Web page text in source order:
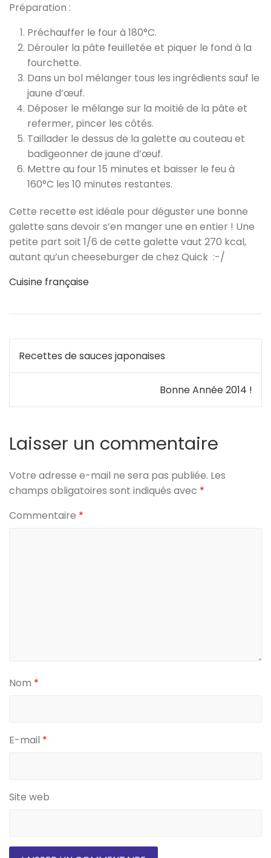
Préparation :
Préchauffer le four à 180°C.
Dérouler la pâte feuilletée et piquer le fond à la
fourchette.
Dans un bol mélanger tous les ingrédients sauf le
jaune d’œuf.
Déposer le mélange sur la moitié de la pâte et
refermer, pincer les côtés.
Taillader le dessus de la galette au couteau et
badigeonner de jaune d’œuf.
Mettre au four 15 minutes et baisser le feu à
160°C les 10 minutes restantes.
Cette recette est idéale pour déguster une bonne
galette sans devoir s’en manger une en entier ! Une
petite part soit 1/6 de cette galette vaut 270 kcal,
autant qu’un cheeseburger de chez Quick :-/
Cuisine française
Navigation
de
l’article
Recettes de sauces japonaises
Bonne Année 2014 !
Laisser un commentaire
Votre adresse e-mail ne sera pas publiée. Les
champs obligatoires sont indiqués avec *
Commentaire *
Nom *
E-mail *
Site web